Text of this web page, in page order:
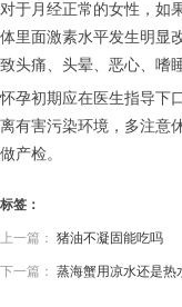
对于月经正常的女性，如
体里面激素水平发生明显
致头痛、头晕、恶心、嗜
怀孕初期应在医生指导下
离有害污染环境，多注意
做产检。
标签：
上一篇： 猪油不凝固能吃吗
下一篇： 蒸海蟹用凉水还是热